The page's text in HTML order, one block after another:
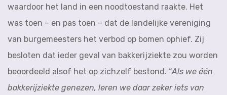
waardoor het land in een noodtoestand raakte. Het
was toen – en pas toen – dat de landelijke vereniging
van burgemeesters het verbod op bomen ophief. Zij
besloten dat ieder geval van bakkerijziekte zou worden
beoordeeld alsof het op zichzelf bestond. “Als we één
bakkerijziekte genezen, leren we daar zeker iets van